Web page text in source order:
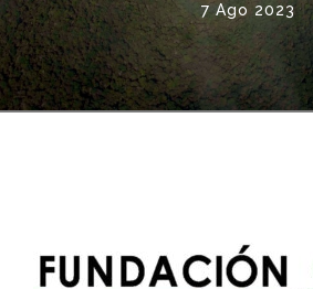
7 Ago 2023